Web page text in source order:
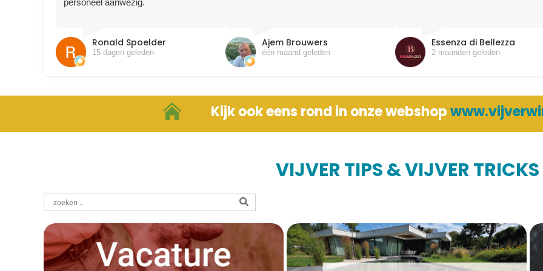
Ronald Spoelder
15 dagen geleden
Ajem Brouwers
één maand geleden
Essenza di Bellezza
2 maanden geleden
Kijk ook eens rond in onze webshop
VIJVER TIPS & VIJVER TRICKS